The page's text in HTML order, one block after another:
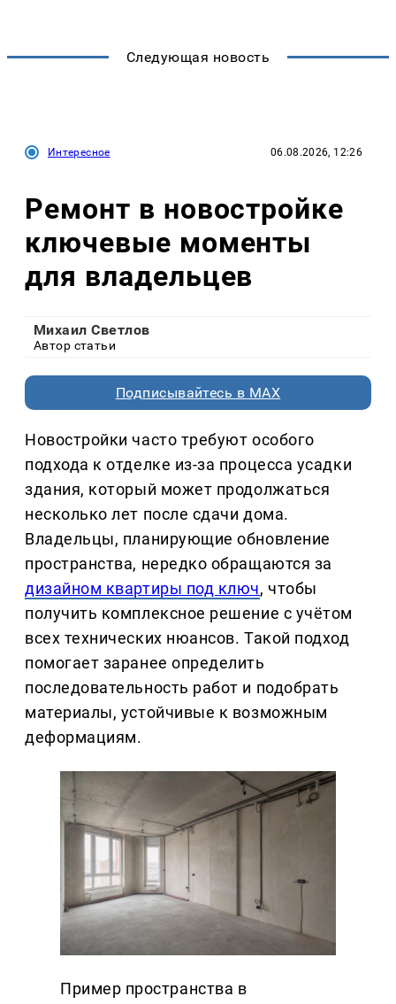
Следующая новость
Интересное 06.08.2026, 12:26
Ремонт в новостройке
ключевые моменты
для владельцев
Михаил Светлов
Автор статьи
Подписывайтесь в MAX
Новостройки часто требуют особого
подхода к отделке из-за процесса усадки
здания, который может продолжаться
несколько лет после сдачи дома.
Владельцы, планирующие обновление
пространства, нередко обращаются за
дизайном квартиры под ключ, чтобы
получить комплексное решение с учётом
всех технических нюансов. Такой подход
помогает заранее определить
последовательность работ и подобрать
материалы, устойчивые к возможным
деформациям.
Пример пространства в